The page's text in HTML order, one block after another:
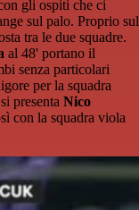
gli ospiti che ci
sul palo. Proprio sul
tra le due squadre.
al 48' portano il
senza particolari
per la squadra
presenta Nico
con la squadra viola